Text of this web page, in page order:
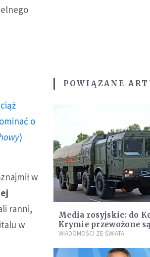
o
)
w
ranni,
w
POWIĄZANE
Media rosyjskie: do
Krymie przewożone
rakietowe Bał. Mogą
WIADOMOŚCI ZE ŚWIATA